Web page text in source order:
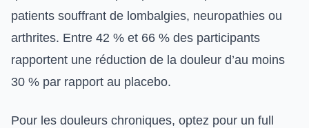
patients souffrant de lombalgies, neuropathies ou
arthrites. Entre 42 % et 66 % des participants
rapportent une réduction de la douleur d’au moins
30 % par rapport au placebo.
Pour les douleurs chroniques, optez pour un full